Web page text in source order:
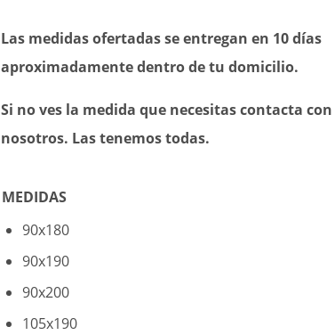
Las medidas ofertadas se entregan en 10 días
aproximadamente dentro de tu domicilio.
Si no ves la medida que necesitas contacta con
nosotros. Las tenemos todas.
MEDIDAS
90x180
90x190
90x200
105x190